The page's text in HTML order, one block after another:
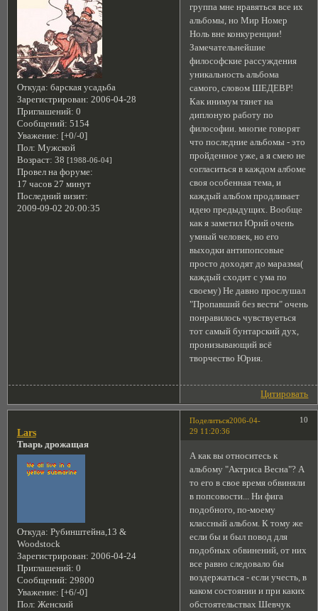
Откуда: барская усадьба
Зарегистрирован: 2006-04-28
Приглашений: 0
Сообщений: 5154
Уважение: [+0/-0]
Пол: Мужской
Возраст: 38 [1988-06-04]
Провел на форуме:
17 часов 27 минут
Последний визит:
2009-09-02 20:00:35
группа мне нравяться все их
альбомы, но Мир Номер
Ноль вне конкуренции!
Замечательнейшие
философские рассуждения
уникальность альбома
самого, словом ШЕДЕВР!
Как инимум тянет на
диплоную работу по
философии. многие говорят
что последние альбомы - это
пройденное уже, а я смею не
согласиться в каждом албоме
своя особенная тема, и
каждый альбом продливает
идею предыдущих. Вообще
как я заметил Юрий очень
умный человек, но его
выходки антипопсовые
просто доходят до маразма(
каждый сходит с ума по
своему) Не давно прослушал
"Пропавший без вести" очень
понравилось чувствуеться
тот самый бунтарский дух,
пронизывающий всё
творчество Юрия.
Цитировать
Поделиться 10
2006-04-
29 11:20:36
Lars
Тварь дрожащая
Откуда: Рубинштейна,13 &
Woodstock
Зарегистрирован: 2006-04-24
Приглашений: 0
Сообщений: 29800
Уважение: [+6/-0]
Пол: Женский
А как вы относитесь к
альбому "Актриса Весна"? А
то его в свое время обвиняли
в попсовости... Ни фига
подобного, по-моему
классный альбом. К тому же
если бы и был повод для
подобных обвинений, от них
все равно следовало бы
воздержаться - если учесть, в
каком состоянии и при каких
обстоятельствах Шевчук